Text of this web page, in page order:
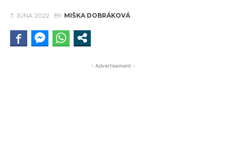
7. JÚNA 2022 BY MIŠKA DOBRÁKOVÁ
- Advertisement -